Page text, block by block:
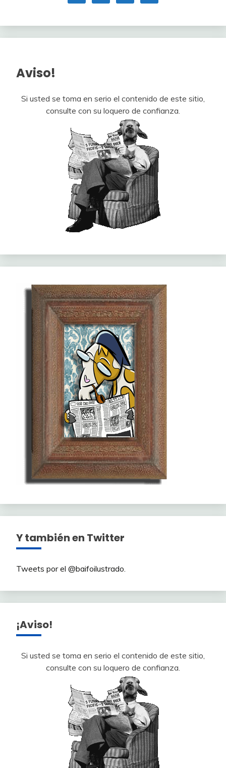
Aviso!
Si usted se toma en serio el contenido de este sitio,
consulte con su loquero de confianza.
Y también en Twitter
Tweets por el @baifoilustrado.
¡Aviso!
Si usted se toma en serio el contenido de este sitio,
consulte con su loquero de confianza.